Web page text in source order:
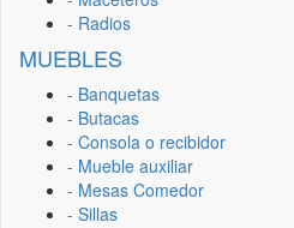
- Radios
MUEBLES
- Banquetas
- Butacas
- Consola o recibidor
- Mueble auxiliar
- Mesas Comedor
- Sillas